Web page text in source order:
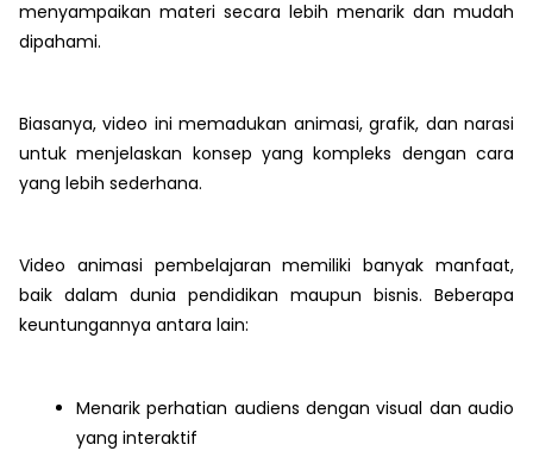
menyampaikan materi secara lebih menarik dan mudah
dipahami.
Biasanya, video ini memadukan animasi, grafik, dan narasi
untuk menjelaskan konsep yang kompleks dengan cara
yang lebih sederhana.
Video animasi pembelajaran memiliki banyak manfaat,
baik dalam dunia pendidikan maupun bisnis. Beberapa
keuntungannya antara lain:
Menarik perhatian audiens dengan visual dan audio
yang interaktif